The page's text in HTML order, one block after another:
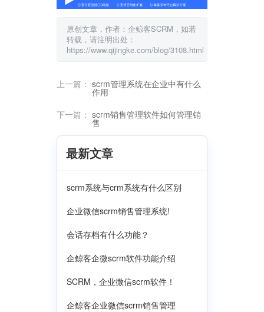
原创文章，作者：企鲸客SCRM，如若
转载，请注明出处：
https://www.qijingke.com/blog/3108.html
上一篇： scrm管理系统在企业中有什么
作用
下一篇： scrm销售管理软件如何管理销
售
最新文章
scrm系统与crm系统有什么区别
企业微信scrm销售管理系统!
会话存档有什么功能？
企鲸客企微scrm软件功能介绍
SCRM，企业微信scrm软件！
企鲸客企业微信scrm销售管理